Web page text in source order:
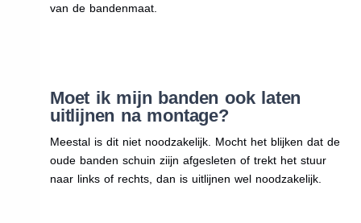
van de bandenmaat.
Moet ik mijn banden ook laten
uitlijnen na montage?
Meestal is dit niet noodzakelijk. Mocht het blijken dat de
oude banden schuin ziijn afgesleten of trekt het stuur
naar links of rechts, dan is uitlijnen wel noodzakelijk.